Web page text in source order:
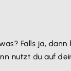
Falls ja,
nutzt du auf